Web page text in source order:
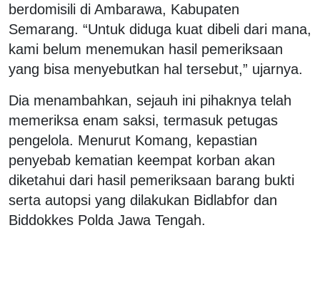
berdomisili di Ambarawa, Kabupaten
Semarang. “Untuk diduga kuat dibeli dari mana,
kami belum menemukan hasil pemeriksaan
yang bisa menyebutkan hal tersebut,” ujarnya.
Dia menambahkan, sejauh ini pihaknya telah
memeriksa enam saksi, termasuk petugas
pengelola. Menurut Komang, kepastian
penyebab kematian keempat korban akan
diketahui dari hasil pemeriksaan barang bukti
serta autopsi yang dilakukan Bidlabfor dan
Biddokkes Polda Jawa Tengah.